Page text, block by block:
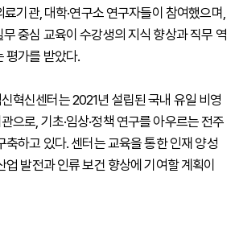
기관, 대학·연구소 연구자들이 참여했으며,
중심 교육이 수강생의 지식 향상과 직무 역
평가를 받았다.
혁신센터는 2021년 설립된 국내 유일 비영
으로, 기초·임상·정책 연구를 아우르는 전주
축하고 있다. 센터는 교육을 통한 인재 양성
업 발전과 인류 보건 향상에 기여할 계획이